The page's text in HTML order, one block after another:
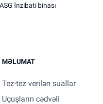
İnzibati binası
MƏLUMAT
Tez-tez verilən suallar
Uçuşların cədvəli